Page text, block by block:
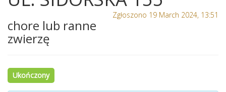
Zgłoszono 19 March 2024, 13:51
chore lub ranne
zwierzę
Ukończony